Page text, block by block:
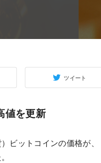
ツイート
値を更新
ビットコインの価格が